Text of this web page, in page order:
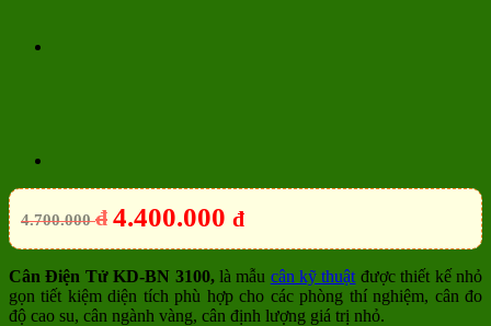
4.700.000đ 4.400.000 đ
Cân Điện Tử KD-BN 3100, là mẫu cân kỹ thuật được thiết kế nhỏ
gọn tiết kiệm diện tích phù hợp cho các phòng thí nghiệm, cân đo
độ cao su, cân ngành vàng, cân định lượng giá trị nhỏ.